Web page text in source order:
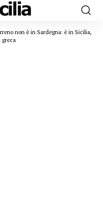
non è in Sardegna: è in Sicilia,
greca